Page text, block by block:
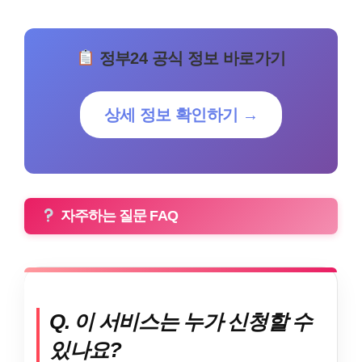
정부24 공식 정보 바로가기
상세 정보 확인하기 →
자주하는 질문 FAQ
Q. 이 서비스는 누가 신청할 수
있나요?